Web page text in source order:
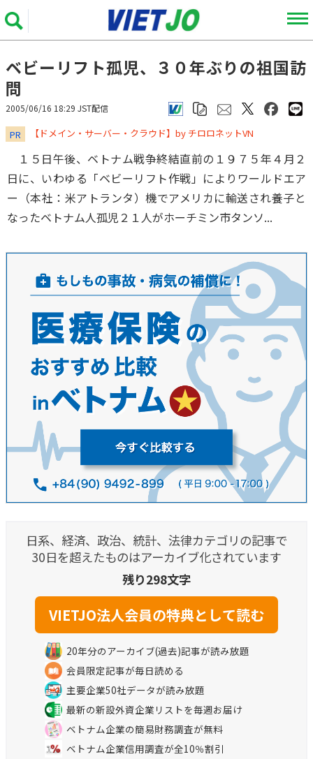
ベビーリフト孤児、３０年ぶりの祖国訪
問
2005/06/16 18:29 JST配信
PR ​​​​​​​【ドメイン・サーバー・クラウド】by チロロネットVN
１５日午後、ベトナム戦争終結直前の１９７５年４月２
日に、いわゆる「ベビーリフト作戦」によりワールドエア
ー（本社：米アトランタ）機でアメリカに輸送され養子と
なったベトナム人孤児２１人がホーチミン市タンソ...
日系、経済、政治、統計、法律カテゴリの記事で
30日を超えたものはアーカイブ化されています
残り298文字
20年分のアーカイブ(過去)記事が読み放題
会員限定記事が毎日読める
主要企業50社データが読み放題
最新の新設外資企業リストを毎週お届け
ベトナム企業の簡易財務調査が無料
ベトナム企業信用調査が全10％割引